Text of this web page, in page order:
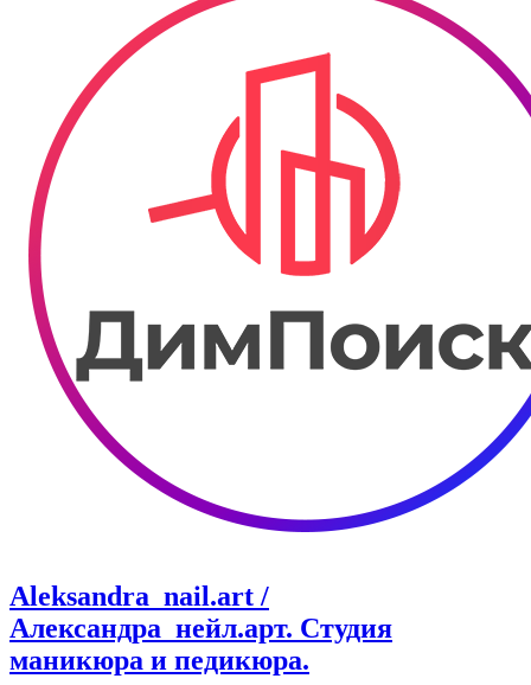
Aleksandra_nail.art /
Александра_нейл.арт. Студия
маникюра и педикюра.